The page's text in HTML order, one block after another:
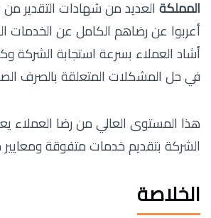
المملكة العديد من شهادات التقدير من
أعربوا عن رضاهم الكامل عن الخدمات
أشاد العملاء بسرعة استجابة الشركة
في حل المشكلات المتعلقة بالصرف
هذا المستوى العالي من رضا العملاء
الشركة بتقديم خدمات متفوقة ومعايير
الخلاصة